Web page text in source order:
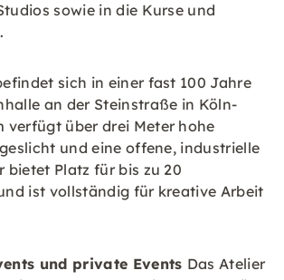
sowie in die Kurse und
sich in einer fast 100 Jahre
an der Steinstraße in Köln-
verfügt über drei Meter hohe
und eine offene, industrielle
bietet Platz für bis zu 20
ist vollständig für kreative Arbeit
und private Events Das Atelier